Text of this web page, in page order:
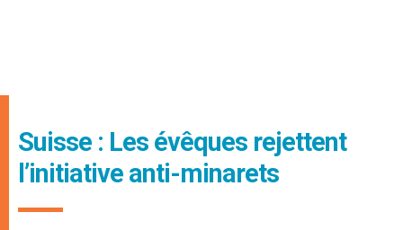
Suisse : Les évêques rejettent
l’initiative anti-minarets